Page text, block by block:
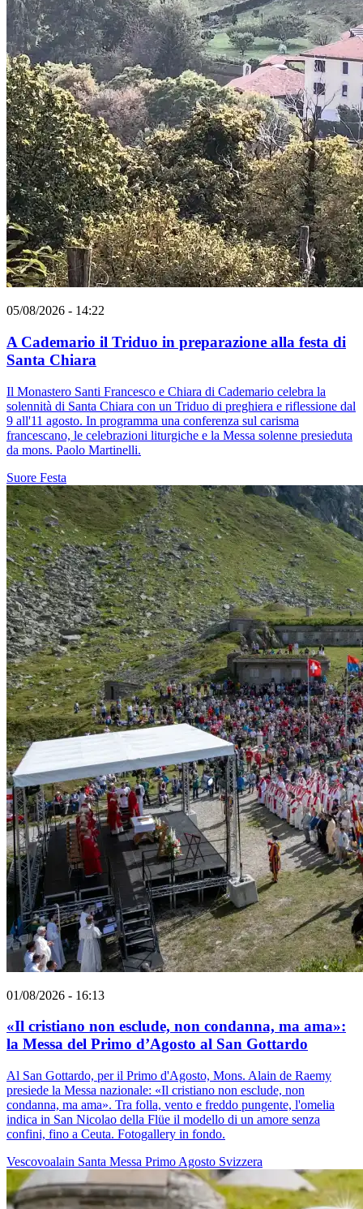
05/08/2026 - 14:22
A Cademario il Triduo in preparazione alla festa di
Santa Chiara
Il Monastero Santi Francesco e Chiara di Cademario celebra la
solennità di Santa Chiara con un Triduo di preghiera e riflessione dal
9 all'11 agosto. In programma una conferenza sul carisma
francescano, le celebrazioni liturgiche e la Messa solenne presieduta
da mons. Paolo Martinelli.
Suore Festa
01/08/2026 - 16:13
«Il cristiano non esclude, non condanna, ma ama»:
la Messa del Primo d’Agosto al San Gottardo
Al San Gottardo, per il Primo d'Agosto, Mons. Alain de Raemy
presiede la Messa nazionale: «Il cristiano non esclude, non
condanna, ma ama». Tra folla, vento e freddo pungente, l'omelia
indica in San Nicolao della Flüe il modello di un amore senza
confini, fino a Ceuta. Fotogallery in fondo.
Vescovoalain Santa Messa Primo Agosto Svizzera